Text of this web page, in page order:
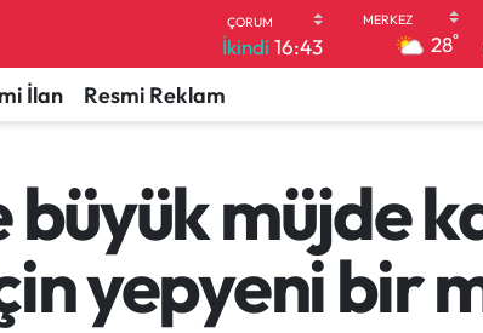
İkindi 16:43 28°
İlan Resmi Reklam
büyük müjde
yepyeni bir